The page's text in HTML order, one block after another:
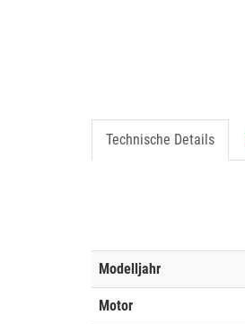
Technische Details
Modelljahr
Motor